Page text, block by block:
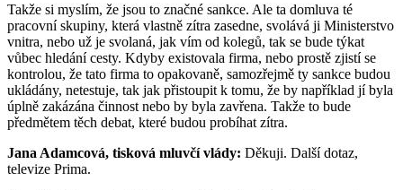
Takže si myslím, že jsou to značné sankce. Ale ta domluva té
pracovní skupiny, která vlastně zítra zasedne, svolává ji Ministerstvo
vnitra, nebo už je svolaná, jak vím od kolegů, tak se bude týkat
vůbec hledání cesty. Kdyby existovala firma, nebo prostě zjistí se
kontrolou, že tato firma to opakovaně, samozřejmě ty sankce budou
ukládány, netestuje, tak jak přistoupit k tomu, že by například jí byla
úplně zakázána činnost nebo by byla zavřena. Takže to bude
předmětem těch debat, které budou probíhat zítra.
Jana Adamcová, tisková mluvčí vlády: Děkuji. Další dotaz,
televize Prima.